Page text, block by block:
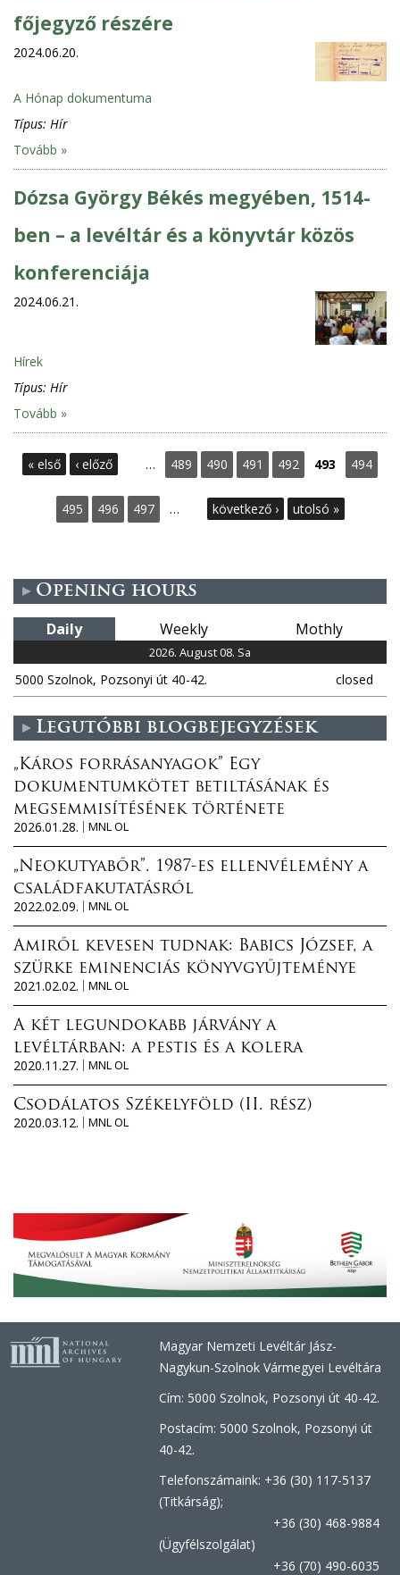
főjegyző részére
2024.06.20.
A Hónap dokumentuma
Típus: Hír
Tovább »
Dózsa György Békés megyében, 1514-
ben – a levéltár és a könyvtár közös
konferenciája
2024.06.21.
Hírek
Típus: Hír
Tovább »
P
e
s
« első ‹ előző … 489 490 491 492 493 494
495 496 497 … következő › utolsó »
Opening hours
Daily Weekly Mothly
2026. August 08. Sa
5000 Szolnok, Pozsonyi út 40-42. closed
Legutóbbi blogbejegyzések
„Káros forrásanyagok” Egy
dokumentumkötet betiltásának és
megsemmisítésének története
2026.01.28.
MNL OL
„Neokutyabőr”. 1987-es ellenvélemény a
családfakutatásról
2022.02.09.
MNL OL
Amiről kevesen tudnak: Babics József, a
szürke eminenciás könyvgyűjteménye
2021.02.02.
MNL OL
A két legundokabb járvány a
levéltárban: a pestis és a kolera
2020.11.27.
MNL OL
Csodálatos Székelyföld (II. rész)
2020.03.12.
MNL OL
Magyar Nemzeti Levéltár Jász-
Nagykun-Szolnok Vármegyei Levéltára
Cím: 5000 Szolnok, Pozsonyi út 40-42.
Postacím: 5000 Szolnok, Pozsonyi út
40-42.
Telefonszámaink: +36 (30) 117-5137
(Titkárság);
+36 (30) 468-9884
(Ügyfélszolgálat)
+36 (70) 490-6035